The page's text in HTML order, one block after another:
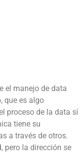
el manejo de data
que es algo
proceso de la data sí
tiene su
a través de otros.
pero la dirección se